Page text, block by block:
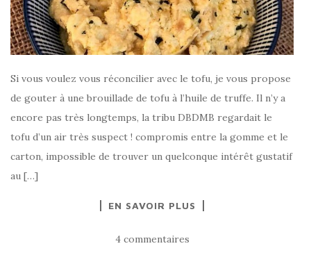
Si vous voulez vous réconcilier avec le tofu, je vous propose
de gouter à une brouillade de tofu à l’huile de truffe. Il n’y a
encore pas très longtemps, la tribu DBDMB regardait le
tofu d’un air très suspect ! compromis entre la gomme et le
carton, impossible de trouver un quelconque intérêt gustatif
au […]
EN SAVOIR PLUS
4 commentaires